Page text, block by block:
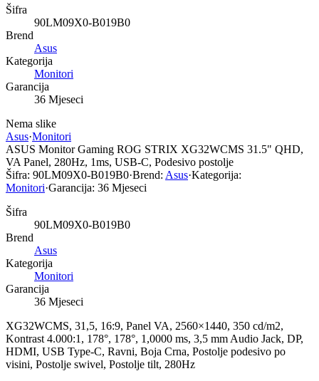
Šifra
90LM09X0-B019B0
Brend
Asus
Kategorija
Monitori
Garancija
36 Mjeseci
Nema slike
Asus·Monitori
ASUS Monitor Gaming ROG STRIX XG32WCMS 31.5" QHD,
VA Panel, 280Hz, 1ms, USB-C, Podesivo postolje
Šifra: 90LM09X0-B019B0·Brend: Asus·Kategorija:
Monitori·Garancija: 36 Mjeseci
Šifra
90LM09X0-B019B0
Brend
Asus
Kategorija
Monitori
Garancija
36 Mjeseci
XG32WCMS, 31,5, 16:9, Panel VA, 2560×1440, 350 cd/m2,
Kontrast 4.000:1, 178°, 178°, 1,0000 ms, 3,5 mm Audio Jack, DP,
HDMI, USB Type-C, Ravni, Boja Crna, Postolje podesivo po
visini, Postolje swivel, Postolje tilt, 280Hz